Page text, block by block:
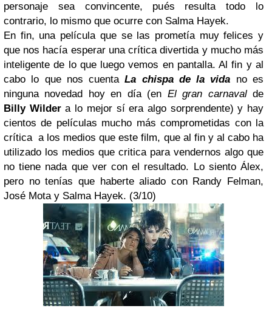
personaje sea convincente, pués resulta todo lo
contrario, lo mismo que ocurre con Salma Hayek.
En fin, una película que se las prometía muy felices y
que nos hacía esperar una crítica divertida y mucho más
inteligente de lo que luego vemos en pantalla. Al fin y al
cabo lo que nos cuentaLa chispa de la vida no es
ninguna novedad hoy en día (en El gran carnavalde
Billy Wildera lo mejor sí era algo sorprendente) y hay
cientos de películas mucho más comprometidas con la
crítica a los medios que este film, que al fin y al cabo ha
utilizado los medios que critica para vendernos algo que
no tiene nada que ver con el resultado. Lo siento Álex,
pero no tenías que haberte aliado con Randy Felman,
José Mota y Salma Hayek. (3/10)